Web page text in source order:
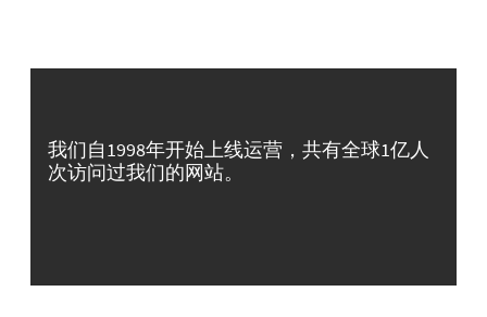
我们自1998年开始上线运营，共有全球1亿人
次访问过我们的网站。